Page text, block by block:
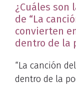
¿Cuáles son
de “La
convierten
dentro de la
“La canción
dentro de la